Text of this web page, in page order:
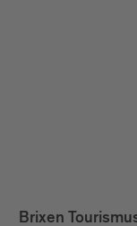
Brixen